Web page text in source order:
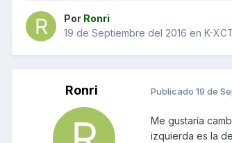
Por Ronri
19 de Septiembre del 2016 en K-
Ronri Publicado 19 de
Me gustaría
izquierda es la